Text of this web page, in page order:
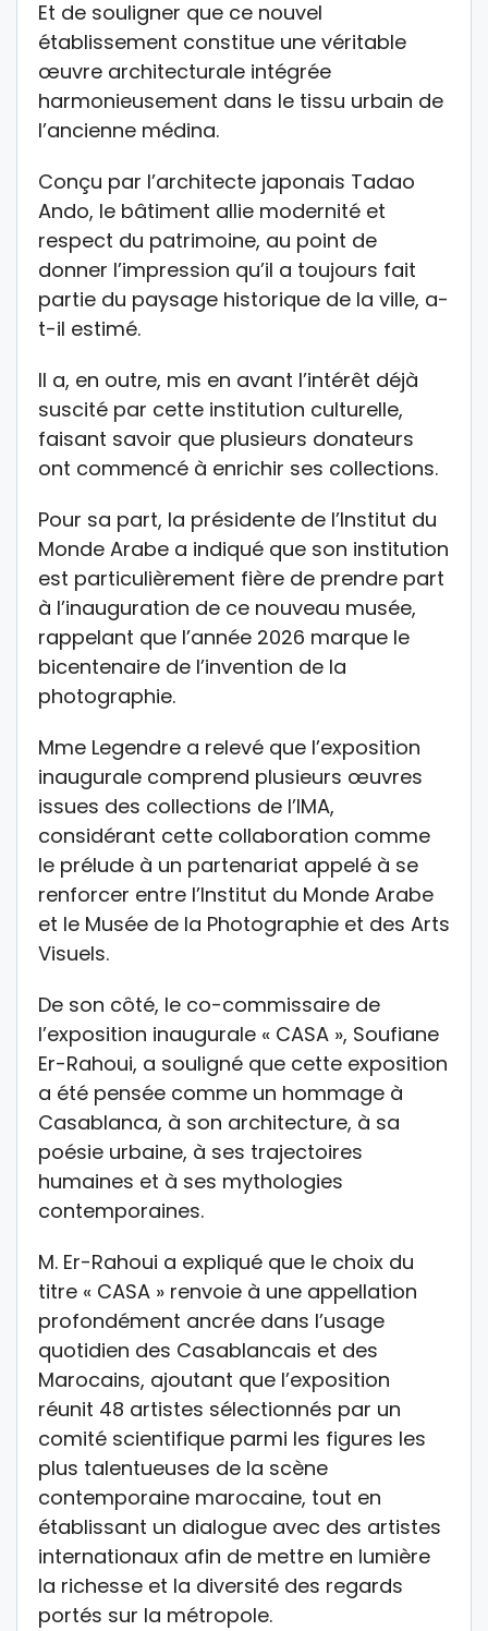
Et de souligner que ce nouvel
établissement constitue une véritable
œuvre architecturale intégrée
harmonieusement dans le tissu urbain de
l’ancienne médina.
Conçu par l’architecte japonais Tadao
Ando, le bâtiment allie modernité et
respect du patrimoine, au point de
donner l’impression qu’il a toujours fait
partie du paysage historique de la ville, a-
t-il estimé.
Il a, en outre, mis en avant l’intérêt déjà
suscité par cette institution culturelle,
faisant savoir que plusieurs donateurs
ont commencé à enrichir ses collections.
Pour sa part, la présidente de l’Institut du
Monde Arabe a indiqué que son institution
est particulièrement fière de prendre part
à l’inauguration de ce nouveau musée,
rappelant que l’année 2026 marque le
bicentenaire de l’invention de la
photographie.
Mme Legendre a relevé que l’exposition
inaugurale comprend plusieurs œuvres
issues des collections de l’IMA,
considérant cette collaboration comme
le prélude à un partenariat appelé à se
renforcer entre l’Institut du Monde Arabe
et le Musée de la Photographie et des Arts
Visuels.
De son côté, le co-commissaire de
l’exposition inaugurale « CASA », Soufiane
Er-Rahoui, a souligné que cette exposition
a été pensée comme un hommage à
Casablanca, à son architecture, à sa
poésie urbaine, à ses trajectoires
humaines et à ses mythologies
contemporaines.
M. Er-Rahoui a expliqué que le choix du
titre « CASA » renvoie à une appellation
profondément ancrée dans l’usage
quotidien des Casablancais et des
Marocains, ajoutant que l’exposition
réunit 48 artistes sélectionnés par un
comité scientifique parmi les figures les
plus talentueuses de la scène
contemporaine marocaine, tout en
établissant un dialogue avec des artistes
internationaux afin de mettre en lumière
la richesse et la diversité des regards
portés sur la métropole.